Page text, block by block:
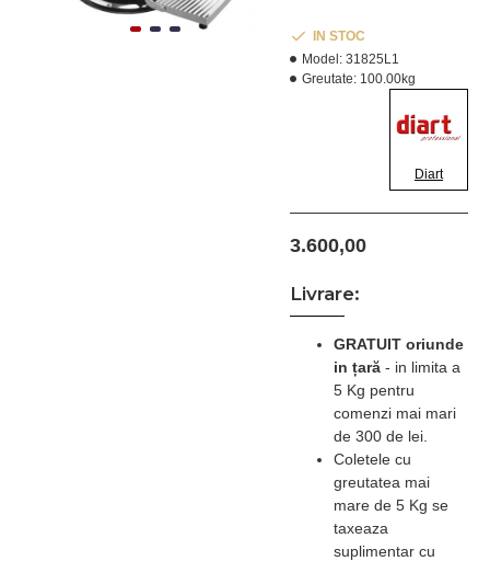
acoperita de o masca
- Manere din aliaj
- Suport de picioare
cromat.
nivele
3.600,00
IN STOC
Model: 31825L1
Greutate: 100.00kg
Diart
Livrare:
GRATUIT oriunde
in țară - in limita a
5 Kg pentru
comenzi mai mari
de 300 de lei.
Coletele cu
greutatea mai
mare de 5 Kg se
taxeaza
suplimentar cu